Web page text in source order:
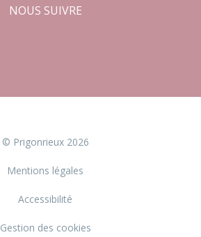
NOUS SUIVRE
© Prigonrieux 2026
Mentions légales
Accessibilité
Gestion des cookies